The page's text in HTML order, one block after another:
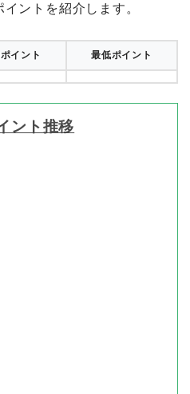
ントを紹介します。
イント 最低ポイント
ント推移